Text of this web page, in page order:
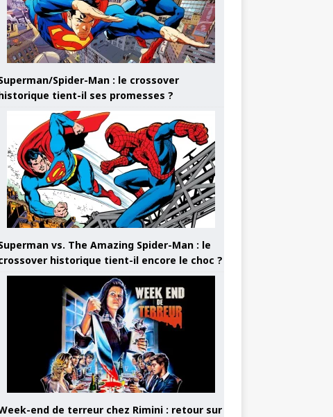
Spider-Man : le crossover
tient-il ses promesses ?
vs. The Amazing Spider-Man : le
historique tient-il encore le choc ?
end de terreur chez Rimini : retour sur